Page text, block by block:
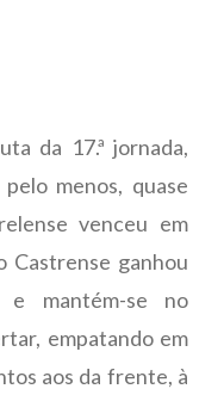
da 17.ª jornada,
menos, quase
venceu em
Castrense ganhou
e mantém-se no
empatando em
aos da frente, à